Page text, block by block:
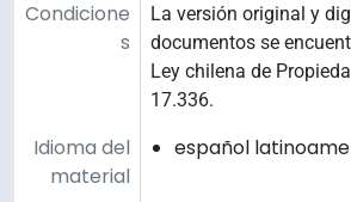
Condicione
s
La versión original y
documentos se
Ley chilena de
17.336.
Idioma del
material
español